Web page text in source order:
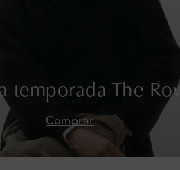
temporada The Row
Comprar